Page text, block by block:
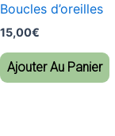
Boucles d’oreilles
15,00€
Ajouter Au Panier